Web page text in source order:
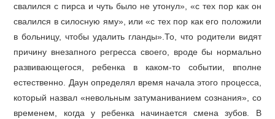
свалился с пирса и чуть было не утонул», «с тех пор как он
свалился в силосную яму», или «с тех пор как его положили
в больницу, чтобы удалить гланды».То, что родители видят
причину внезапного регресса своего, вроде бы нормально
развивающегося, ребенка в каком-то событии, вполне
естественно. Даун определял время начала этого процесса,
который назвал «невольным затуманиванием сознания», со
временем, когда у ребенка начинается смена зубов. В